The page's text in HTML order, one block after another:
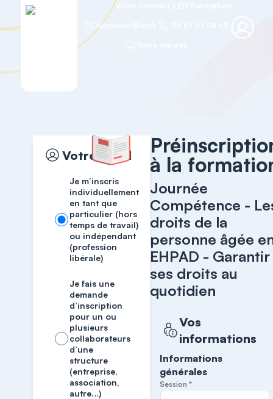
Votre contact
formation@leh.fr
Votre profil
Je m’inscris
individuellement
en tant que
particulier (hors
temps de travail)
ou indépendant
(profession
libérale)
Je fais une
demande
d’inscription
pour un ou
plusieurs
collaborateurs
d’une
structure
(entreprise,
association,
autre…)
à la
Journée
Compétence -
droits de la
personne âgée
EHPAD - Garantir
ses droits au
quotidien
Vos
informations
Informations
générales
Session *